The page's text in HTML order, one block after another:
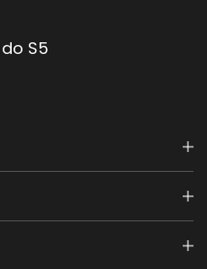
IPX5
de caminhos
S
S
o bordo
S5